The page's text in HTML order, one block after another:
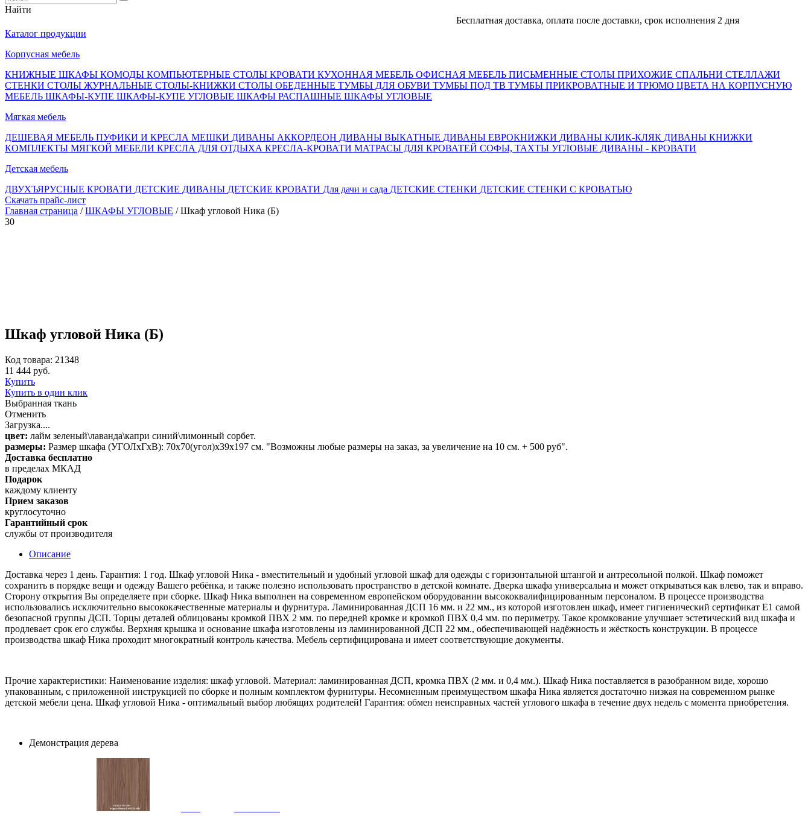
Найти
Бесплатная доставка, оплата после доставки, срок исполнения 2 дня
Каталог продукции
Корпусная мебель
КНИЖНЫЕ ШКАФЫ КОМОДЫ КОМПЬЮТЕРНЫЕ СТОЛЫ КРОВАТИ КУХОННАЯ МЕБЕЛЬ ОФИСНАЯ МЕБЕЛЬ ПИСЬМЕННЫЕ СТОЛЫ ПРИХОЖИЕ СПАЛЬНИ СТЕЛЛАЖИ
СТЕНКИ СТОЛЫ ЖУРНАЛЬНЫЕ СТОЛЫ-КНИЖКИ СТОЛЫ ОБЕДЕННЫЕ ТУМБЫ ДЛЯ ОБУВИ ТУМБЫ ПОД ТВ ТУМБЫ ПРИКРОВАТНЫЕ И ТРЮМО ЦВЕТА НА КОРПУСНУЮ
МЕБЕЛЬ ШКАФЫ-КУПЕ ШКАФЫ-КУПЕ УГЛОВЫЕ ШКАФЫ РАСПАШНЫЕ ШКАФЫ УГЛОВЫЕ
Мягкая мебель
ДЕШЕВАЯ МЕБЕЛЬ ПУФИКИ И КРЕСЛА МЕШКИ ДИВАНЫ АККОРДЕОН ДИВАНЫ ВЫКАТНЫЕ ДИВАНЫ ЕВРОКНИЖКИ ДИВАНЫ КЛИК-КЛЯК ДИВАНЫ КНИЖКИ
КОМПЛЕКТЫ МЯГКОЙ МЕБЕЛИ КРЕСЛА ДЛЯ ОТДЫХА КРЕСЛА-КРОВАТИ МАТРАСЫ ДЛЯ КРОВАТЕЙ СОФЫ, ТАХТЫ УГЛОВЫЕ ДИВАНЫ - КРОВАТИ
Детская мебель
ДВУХЪЯРУСНЫЕ КРОВАТИ ДЕТСКИЕ ДИВАНЫ ДЕТСКИЕ КРОВАТИ Для дачи и сада ДЕТСКИЕ СТЕНКИ ДЕТСКИЕ СТЕНКИ С КРОВАТЬЮ
Скачать прайс-лист
Главная страница /ШКАФЫ УГЛОВЫЕ / Шкаф угловой Ника (Б)
30
Шкаф угловой Ника (Б)
Код товара: 21348
11 444 руб.
Купить
Купить в один клик
Выбранная ткань
Отменить
Загрузка....
цвет: лайм зеленый\лаванда\капри синий\лимонный сорбет.
размеры: Размер шкафа (УГОЛхГхВ): 70х70(угол)х39х197 см. "Возможны любые размеры на заказ, за увеличение на 10 см. + 500 руб".
Доставка бесплатно
в пределах МКАД
Подарок
каждому клиенту
Прием заказов
круглосуточно
Гарантийный срок
службы от производителя
Описание
Доставка через 1 день. Гарантия: 1 год. Шкаф угловой Ника - вместительный и удобный угловой шкаф для одежды с горизонтальной штангой и антресольной полкой. Шкаф поможет
сохранить в порядке вещи и одежду Вашего ребёнка, и также полезно использовать пространство в детской комнате. Дверка шкафа универсальна и может открываться как влево, так и вправо.
Сторону открытия Вы определяете при сборке. Шкаф Ника выполнен на современном европейском оборудовании высококвалифицированным персоналом. В процессе производства
использовались исключительно высококачественные материалы и фурнитура. Ламинированная ДСП 16 мм. и 22 мм., из которой изготовлен шкаф, имеет гигиенический сертификат Е1 самой
безопасной группы ДСП. Торцы деталей облицованы кромкой ПВХ 2 мм. по передней кромке и кромкой ПВХ 0,4 мм. по периметру. Такое кромкование улучшает эстетический вид шкафа и
продлевает срок его службы. Верхняя крышка и основание шкафа изготовлены из ламинированной ДСП 22 мм., обеспечивающей надёжность и жёсткость конструкции. В процессе
производства шкаф Ника проходит многократный контроль качества. Мебель сертифицирована и имеет соответствующие документы.
Прочие характеристики: Наименование изделия: шкаф угловой. Материал: ламинированная ДСП, кромка ПВХ (2 мм. и 0,4 мм.). Шкаф Ника поставляется в разобранном виде, хорошо
упакованным, с приложенной инструкцией по сборке и полным комплектом фурнитуры. Несомненным преимуществом шкафа Ника является достаточно низкая на современном рынке
детской мебели цена. Шкаф угловой Ника - оптимальный выбор любящих родителей! Гарантия: обмен неисправных частей углового шкафа в течение двух недель с момента приобретения.
Демонстрация дерева